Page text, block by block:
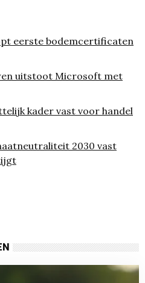
eerste bodemcertificaten
uitstoot Microsoft met
kader vast voor handel
2030 vast